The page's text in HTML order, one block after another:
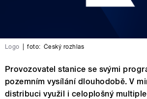
Logo foto: Český rozhlas
Provozovatel stanice se svými
pozemním vysílání dlouhodobě. V
distribuci využil i celoplošný